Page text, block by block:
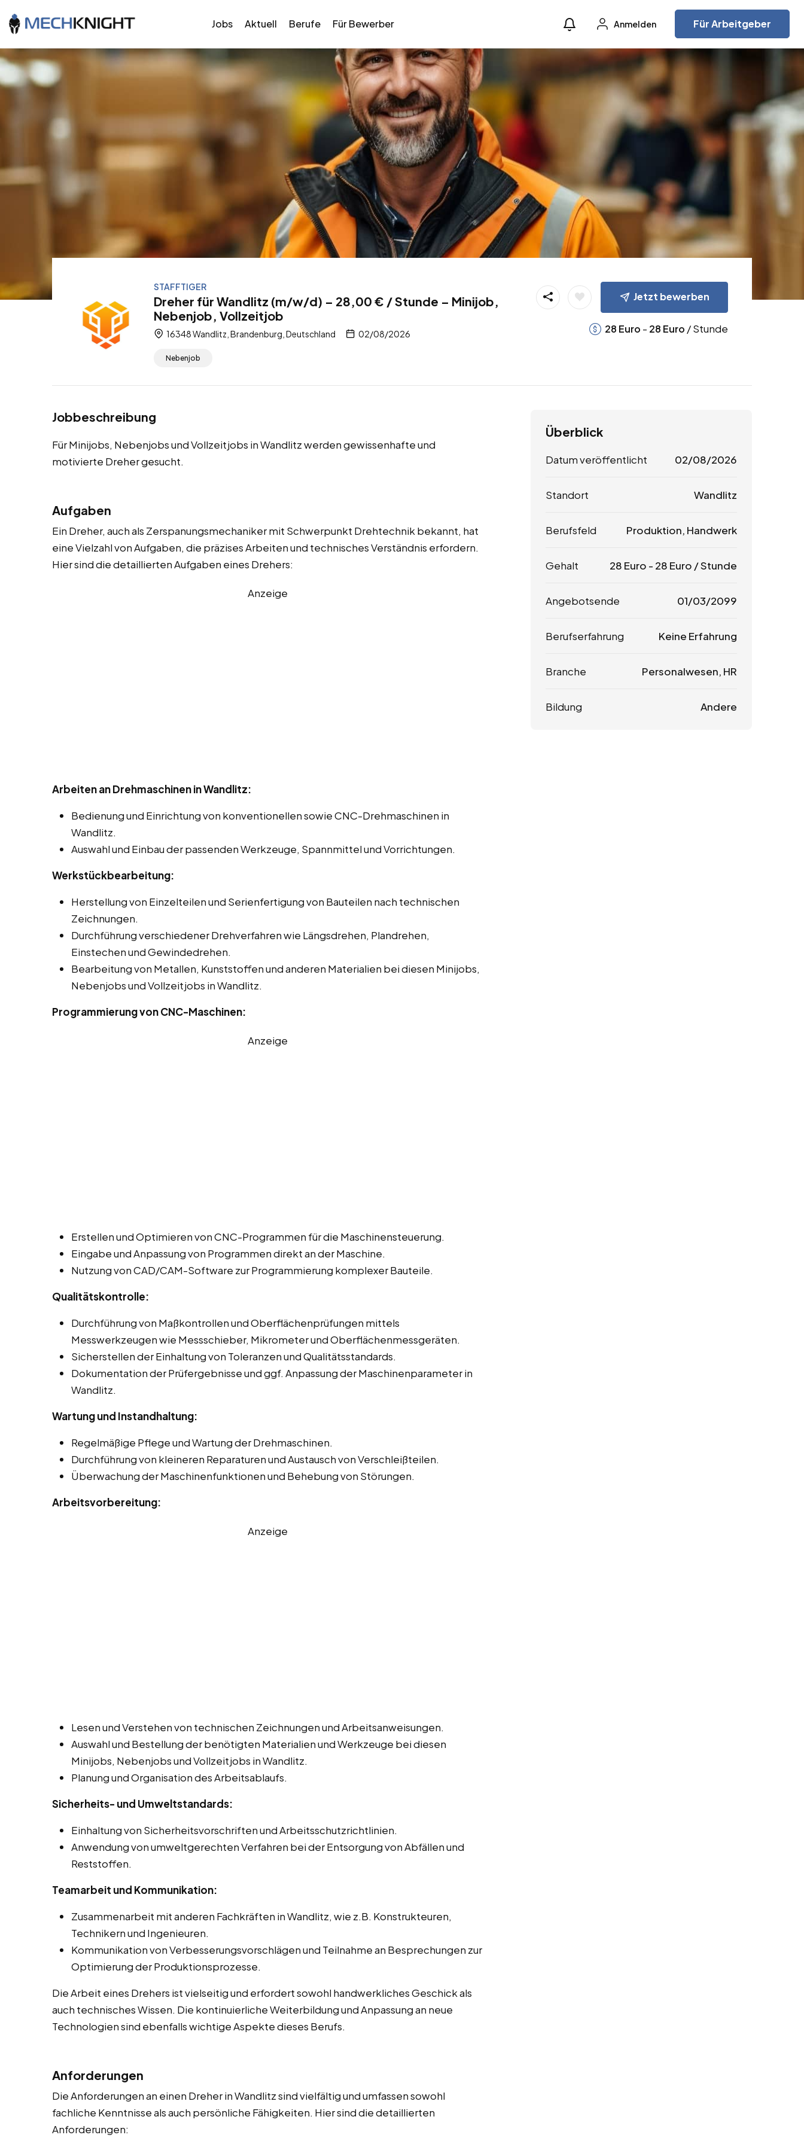
Jobs Aktuell Berufe Für Bewerber Anmelden Für Arbeitgeber
STAFFTIGER
Dreher für Wandlitz (m/w/d) – 28,00 € / Stunde – Minijob,
Nebenjob, Vollzeitjob
16348 Wandlitz, Brandenburg, Deutschland 02/08/2026
Nebenjob
Jetzt bewerben
28 Euro - 28 Euro / Stunde
Jobbeschreibung
Für Minijobs, Nebenjobs und Vollzeitjobs in Wandlitz werden gewissenhafte und
motivierte Dreher gesucht.
Aufgaben
Ein Dreher, auch als Zerspanungsmechaniker mit Schwerpunkt Drehtechnik bekannt, hat
eine Vielzahl von Aufgaben, die präzises Arbeiten und technisches Verständnis erfordern.
Hier sind die detaillierten Aufgaben eines Drehers:
Anzeige
Arbeiten an Drehmaschinen in Wandlitz:
Bedienung und Einrichtung von konventionellen sowie CNC-Drehmaschinen in
Wandlitz.
Auswahl und Einbau der passenden Werkzeuge, Spannmittel und Vorrichtungen.
Werkstückbearbeitung:
Herstellung von Einzelteilen und Serienfertigung von Bauteilen nach technischen
Zeichnungen.
Durchführung verschiedener Drehverfahren wie Längsdrehen, Plandrehen,
Einstechen und Gewindedrehen.
Bearbeitung von Metallen, Kunststoffen und anderen Materialien bei diesen Minijobs,
Nebenjobs und Vollzeitjobs in Wandlitz.
Programmierung von CNC-Maschinen:
Anzeige
Erstellen und Optimieren von CNC-Programmen für die Maschinensteuerung.
Eingabe und Anpassung von Programmen direkt an der Maschine.
Nutzung von CAD/CAM-Software zur Programmierung komplexer Bauteile.
Qualitätskontrolle:
Durchführung von Maßkontrollen und Oberflächenprüfungen mittels
Messwerkzeugen wie Messschieber, Mikrometer und Oberflächenmessgeräten.
Sicherstellen der Einhaltung von Toleranzen und Qualitätsstandards.
Dokumentation der Prüfergebnisse und ggf. Anpassung der Maschinenparameter in
Wandlitz.
Wartung und Instandhaltung:
Regelmäßige Pflege und Wartung der Drehmaschinen.
Durchführung von kleineren Reparaturen und Austausch von Verschleißteilen.
Überwachung der Maschinenfunktionen und Behebung von Störungen.
Arbeitsvorbereitung:
Anzeige
Lesen und Verstehen von technischen Zeichnungen und Arbeitsanweisungen.
Auswahl und Bestellung der benötigten Materialien und Werkzeuge bei diesen
Minijobs, Nebenjobs und Vollzeitjobs in Wandlitz.
Planung und Organisation des Arbeitsablaufs.
Sicherheits- und Umweltstandards:
Einhaltung von Sicherheitsvorschriften und Arbeitsschutzrichtlinien.
Anwendung von umweltgerechten Verfahren bei der Entsorgung von Abfällen und
Reststoffen.
Teamarbeit und Kommunikation:
Zusammenarbeit mit anderen Fachkräften in Wandlitz, wie z.B. Konstrukteuren,
Technikern und Ingenieuren.
Kommunikation von Verbesserungsvorschlägen und Teilnahme an Besprechungen zur
Optimierung der Produktionsprozesse.
Die Arbeit eines Drehers ist vielseitig und erfordert sowohl handwerkliches Geschick als
auch technisches Wissen. Die kontinuierliche Weiterbildung und Anpassung an neue
Technologien sind ebenfalls wichtige Aspekte dieses Berufs.
Anforderungen
Die Anforderungen an einen Dreher in Wandlitz sind vielfältig und umfassen sowohl
fachliche Kenntnisse als auch persönliche Fähigkeiten. Hier sind die detaillierten
Anforderungen:
Überblick
Datum veröffentlicht 02/08/2026
Standort Wandlitz
Berufsfeld Produktion, Handwerk
Gehalt 28 Euro - 28 Euro / Stunde
Angebotsende 01/03/2099
Berufserfahrung Keine Erfahrung
Branche Personalwesen, HR
Bildung Andere